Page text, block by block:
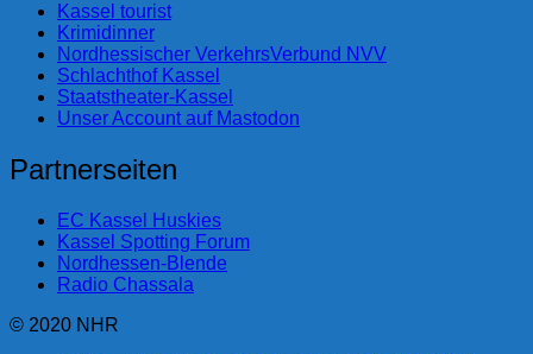
Kassel tourist
Krimidinner
Nordhessischer VerkehrsVerbund NVV
Schlachthof Kassel
Staatstheater-Kassel
Unser Account auf Mastodon
Partnerseiten
EC Kassel Huskies
Kassel Spotting Forum
Nordhessen-Blende
Radio Chassala
© 2020 NHR